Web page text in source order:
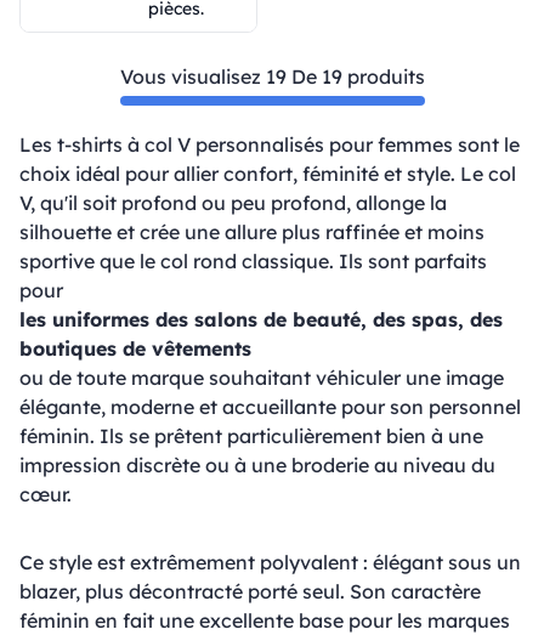
pièces.
Vous visualisez 19 De 19 produits
Les t-shirts à col V personnalisés pour femmes sont le
choix idéal pour allier confort, féminité et style. Le col
V, qu'il soit profond ou peu profond, allonge la
silhouette et crée une allure plus raffinée et moins
sportive que le col rond classique. Ils sont parfaits
pour
les uniformes des salons de beauté, des spas, des
boutiques de vêtements
ou de toute marque souhaitant véhiculer une image
élégante, moderne et accueillante pour son personnel
féminin. Ils se prêtent particulièrement bien à une
impression discrète ou à une broderie au niveau du
cœur.
Ce style est extrêmement polyvalent : élégant sous un
blazer, plus décontracté porté seul. Son caractère
féminin en fait une excellente base pour les marques